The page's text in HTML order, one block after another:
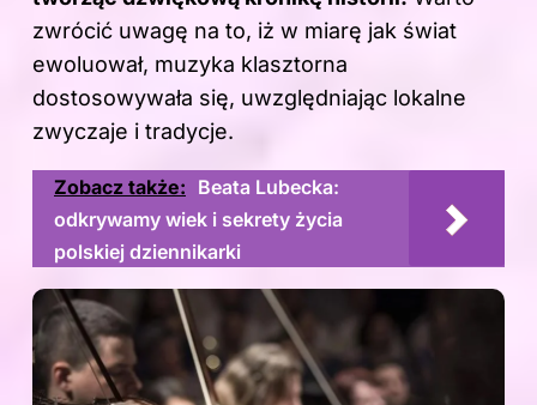
zwrócić uwagę na to, iż w miarę jak świat
ewoluował, muzyka klasztorna
dostosowywała się, uwzględniając lokalne
zwyczaje i tradycje.
Zobacz także: Beata Lubecka:
odkrywamy wiek i sekrety życia
polskiej dziennikarki